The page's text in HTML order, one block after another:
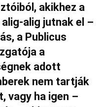
akikhez a
alig jutnak el –
a Publicus
a
adott
nem tartják
vagy ha igen –